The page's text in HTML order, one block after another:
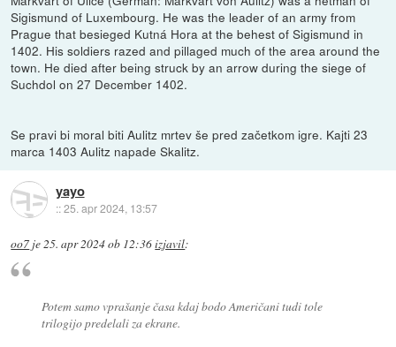
Sigismund of Luxembourg. He was the leader of an army from
Prague that besieged Kutná Hora at the behest of Sigismund in
1402. His soldiers razed and pillaged much of the area around the
town. He died after being struck by an arrow during the siege of
Suchdol on 27 December 1402.
Se pravi bi moral biti Aulitz mrtev še pred začetkom igre. Kajti 23
marca 1403 Aulitz napade Skalitz.
yayo
::25. apr 2024, 13:57
oo7 je25. apr 2024 ob 12:36izjavil:
Potem samo vprašanje časa kdaj bodo Američani tudi tole
trilogijo predelali za ekrane.